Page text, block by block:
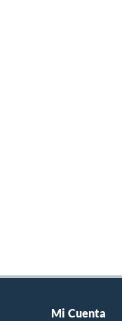
Mi Cuenta